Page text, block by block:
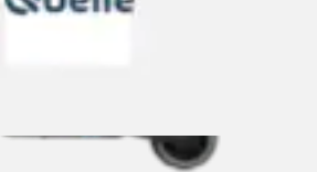
»46.4 E Comfort«
Rasenflächen bis 900 m²
€